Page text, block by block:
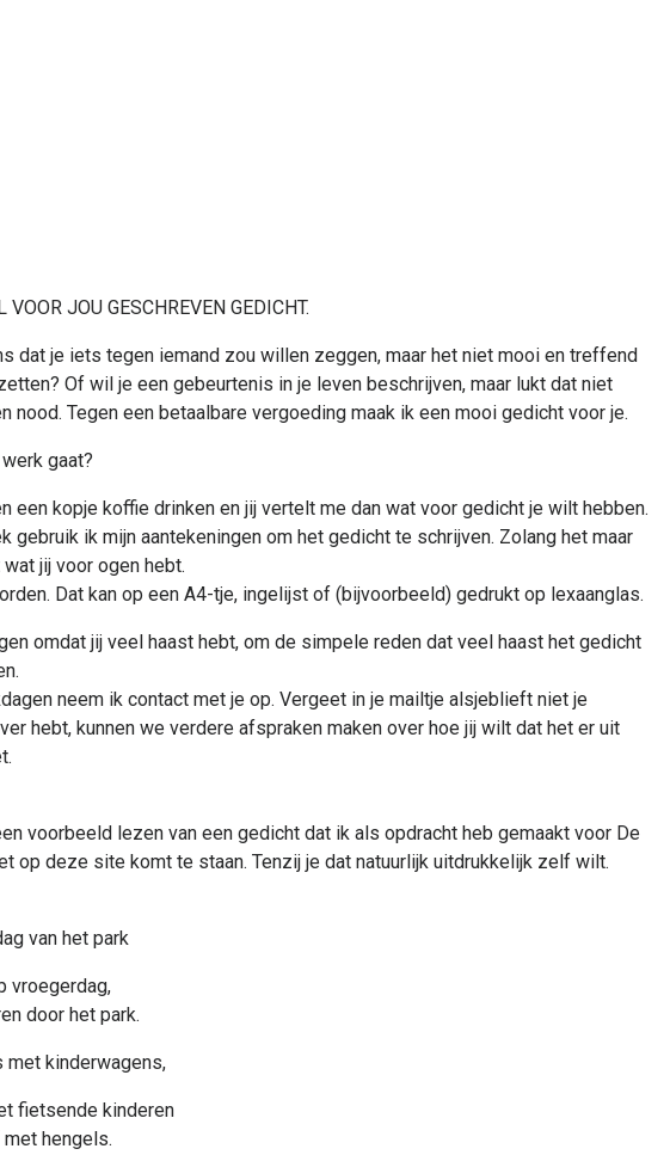
VOOR JOU GESCHREVEN GEDICHT.
dat je iets tegen iemand zou willen zeggen, maar het niet mooi en treffend
Of wil je een gebeurtenis in je leven beschrijven, maar lukt dat niet
nood. Tegen een betaalbare vergoeding maak ik een mooi gedicht voor je.
gaat?
een kopje koffie drinken en jij vertelt me dan wat voor gedicht je wilt hebben.
gebruik ik mijn aantekeningen om het gedicht te schrijven. Zolang het maar
jij voor ogen hebt.
Dat kan op een A4-tje, ingelijst of (bijvoorbeeld) gedrukt op lexaanglas.
omdat jij veel haast hebt, om de simpele reden dat veel haast het gedicht
neem ik contact met je op. Vergeet in je mailtje alsjeblieft niet je
hebt, kunnen we verdere afspraken maken over hoe jij wilt dat het er uit
voorbeeld lezen van een gedicht dat ik als opdracht heb gemaakt voor De
op deze site komt te staan. Tenzij je dat natuurlijk uitdrukkelijk zelf wilt.
van het park
vroegerdag,
door het park.
met kinderwagens,
fietsende kinderen
hengels.